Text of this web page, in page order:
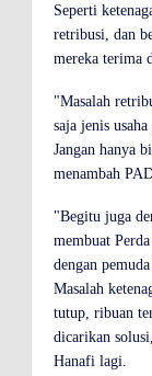
Seperti
retribusi, dan
mereka terima
"Masalah
saja jenis
Jangan hanya
menambah
"Begitu juga
membuat
dengan
Masalah
tutup, ribuan
dicarikan
Hanafi lagi.